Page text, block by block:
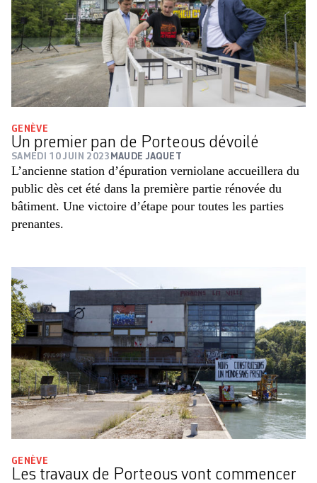
GENÈVE
Un premier pan de Porteous dévoilé
SAMEDI 10 JUIN 2023 MAUDE JAQUET
L’ancienne station d’épuration verniolane accueillera du
public dès cet été dans la première partie rénovée du
bâtiment. Une victoire d’étape pour toutes les parties
prenantes.
GENÈVE
Les travaux de Porteous vont commencer